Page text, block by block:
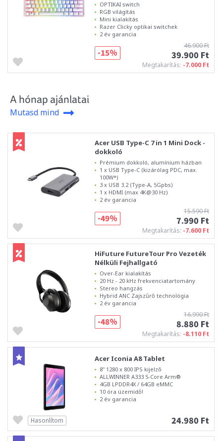
OPTIKAI switch
RGB világítás
Mini kialakítás
Razer Clicky optikai switchek
2 év garancia
46.900 Ft
39.900 Ft
Megtakarítás: -7.000 Ft
-15%
A hónap ajánlatai
Mutasd mind
Acer USB Type-C 7 in 1 Mini Dock -
dokkoló
Prémium dokkoló, alumínium házban
1 x USB Type-C (kizárólag PDC, max.
100W*)
3 x USB 3.2 (Type-A, 5Gpbs)
1 x HDMI (max 4K@30 Hz)
2 év garancia
15.590 Ft
7.990 Ft
Megtakarítás: -7.600 Ft
-49%
HiFuture FutureTour Pro Vezeték
Nélküli Fejhallgató
Over-Ear kialakítás
20 Hz - 20 kHz frekvenciatartomány
Stereo hangzás
Hybrid ANC Zajszűrő technológia
2 év garancia
16.990 Ft
8.880 Ft
Megtakarítás: -8.110 Ft
-48%
Acer Iconia A8 Tablet
8" 1280 x 800 IPS kijelző
ALLWINNER A333 5-Core Arm®
4GB LPDDR4X / 64GB eMMC
10 óra üzemidő!
2 év garancia
24.980 Ft
Hasonlítom